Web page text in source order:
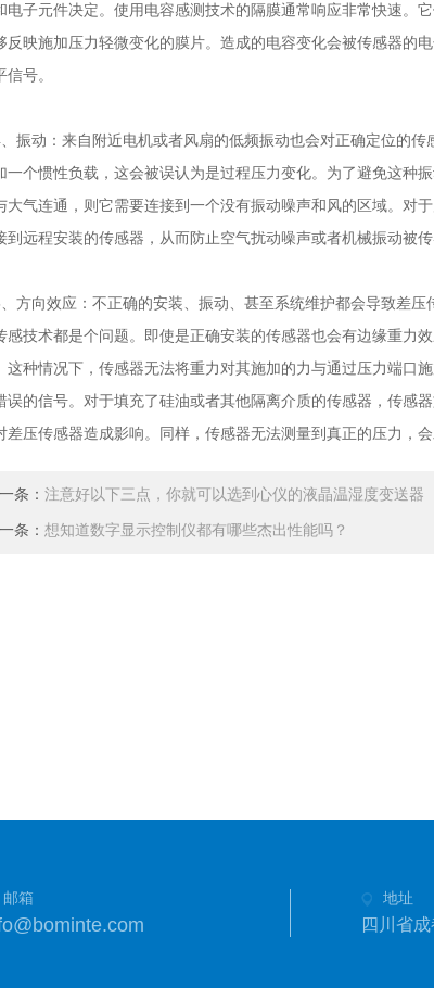
电子元件决定。使用电容感测技术的隔膜通常响应非常快速。
反映施加压力轻微变化的膜片。造成的电容变化会被传感器的
号。
动：来自附近电机或者风扇的低频振动也会对正确定位的传
一个惯性负载，这会被误认为是过程压力变化。为了避免这种
大气连通，则它需要连接到一个没有振动噪声和风的区域。对
到远程安装的传感器，从而防止空气扰动噪声或者机械振动被传
向效应：不正确的安装、振动、甚至系统维护都会导致差压
感技术都是个问题。即使是正确安装的传感器也会有边缘重力
这种情况下，传感器无法将重力对其施加的力与通过压力端口
误的信号。对于填充了硅油或者其他隔离介质的传感器，传感
差压传感器造成影响。同样，传感器无法测量到真正的压力，
一条： 注意好以下三点，你就可以选到心仪的液晶温湿度变送器
条： 想知道数字显示控制仪都有哪些杰出性能吗？
邮箱 地址
四川省